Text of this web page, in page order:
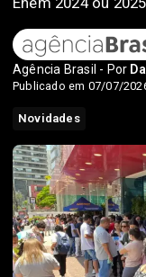
Agência Brasil - Por
Publicado em 07/07/
Novidades